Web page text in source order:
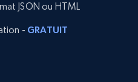
JSON ou HTML
- GRATUIT